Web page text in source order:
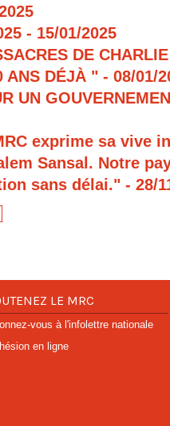
- 15/01/2025
DE
ANS DÉJÀ " - 08/01/
UN
exprime sa vive
Sansal. Notre
sans délai." - 28/
LE MRC
vous à l'infolettre nationale
en ligne